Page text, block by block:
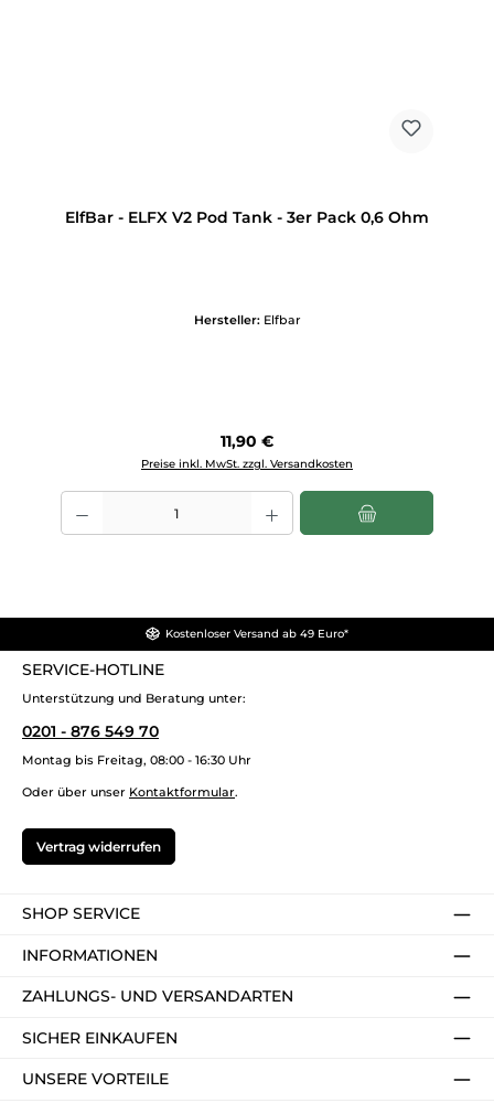
ElfBar - ELFX V2 Pod Tank - 3er Pack 0,6 Ohm
Hersteller: Elfbar
Regulärer Preis:
11,90 €
Preise inkl. MwSt. zzgl. Versandkosten
Produkt Anzahl: Gib den gewünschten Wert ein oder benutze die
Kostenloser Versand ab 49 Euro*
SERVICE-HOTLINE
Unterstützung und Beratung unter:
0201 - 876 549 70
Montag bis Freitag, 08:00 - 16:30 Uhr
Oder über unser Kontaktformular.
Vertrag widerrufen
SHOP SERVICE
INFORMATIONEN
ZAHLUNGS- UND VERSANDARTEN
SICHER EINKAUFEN
UNSERE VORTEILE